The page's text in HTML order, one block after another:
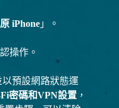
iPhone 」。
操作。
以預設網路狀態運
密碼和VPN設置 ，